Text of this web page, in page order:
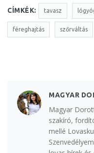
CÍMKÉK: tavasz
féreghajtás szőrváltás
MAGYAR
Magyar
szakíró,
mellé